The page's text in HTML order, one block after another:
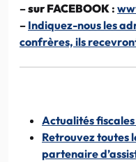
–sur FACEBOOK :
– Indiquez-nous les
confrères, ils
Actualités
Retrouvez toutes
partenaire